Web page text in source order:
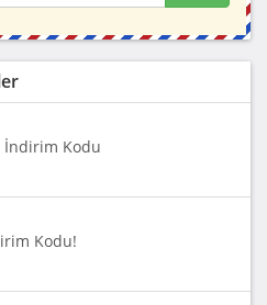
İndirim Kodu
Kodu!